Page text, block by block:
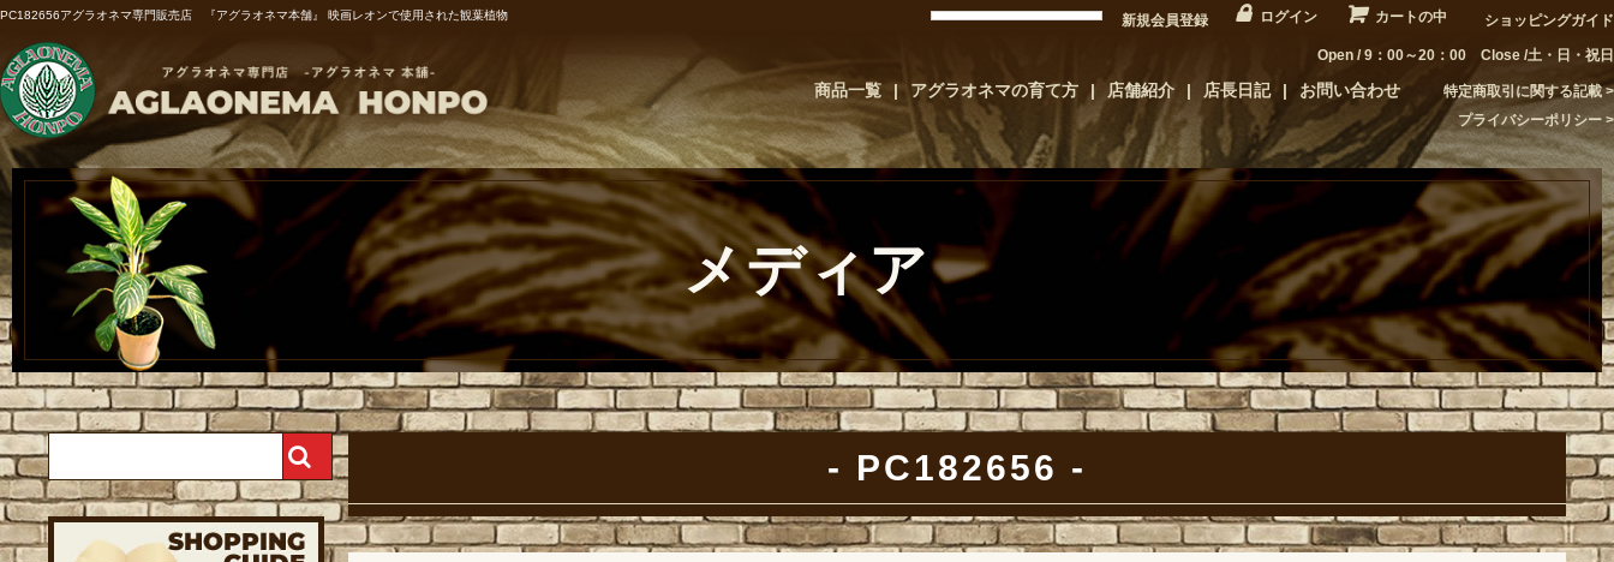
PC182656アグラオネマ専門販売店 『アグラオネマ本舗』 映画レオンで使用された観葉植物 新規会員登録 ログイン カートの中 ショッピングガイド
Open / 9：00～20：00 Close /土・日・祝日
商品一覧 アグラオネマの育て方 店舗紹介 店長日記 お問い合わせ
特定商取引に関する記載
プライバシーポリシー
メディア
PC182656